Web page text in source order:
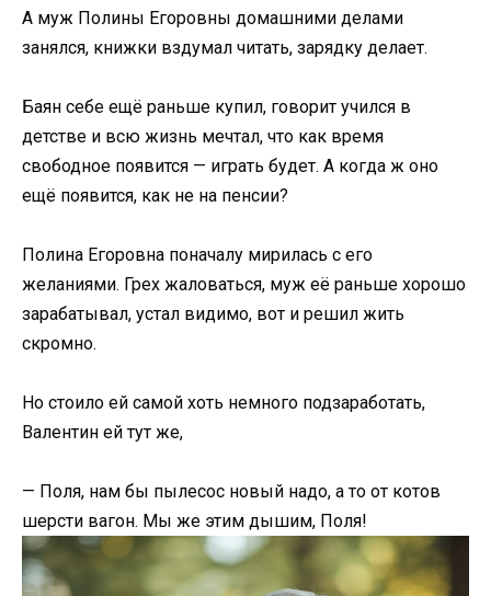
А муж Полины Егоровны домашними делами
занялся, книжки вздумал читать, зарядку делает.
Баян себе ещё раньше купил, говорит учился в
детстве и всю жизнь мечтал, что как время
свободное появится — играть будет. А когда ж оно
ещё появится, как не на пенсии?
Полина Егоровна поначалу мирилась с его
желаниями. Грех жаловаться, муж её раньше хорошо
зарабатывал, устал видимо, вот и решил жить
скромно.
Но стоило ей самой хоть немного подзаработать,
Валентин ей тут же,
— Поля, нам бы пылесос новый надо, а то от котов
шерсти вагон. Мы же этим дышим, Поля!